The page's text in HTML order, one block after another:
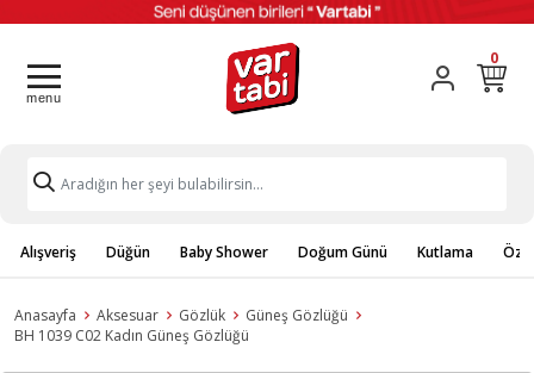
0
Alışveriş Düğün Baby Shower Doğum Günü Kutlama
Anasayfa Aksesuar Gözlük
Güneş Gözlüğü
BH 1039 C02 Kadın Güneş Gözlüğü